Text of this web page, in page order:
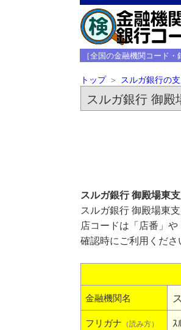
［全国の金融機関コード
トップ スルガ銀行の
スルガ銀行 御殿
スルガ銀行 御殿場東
スルガ銀行 御殿場東
店コードは「店番」
確認時にご利用くださ
金融機関名
フリガナ （読み方） ｽ